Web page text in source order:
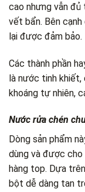
cao nhưng vẫn
vết bẩn. Bên
lại được đảm bảo.
Các thành phần
là nước tinh khiết,
khoáng tự nhiên,
Nước rửa chén
Dòng sản phẩm
dùng và được
hàng top. Dựa
bột dễ dàng tan